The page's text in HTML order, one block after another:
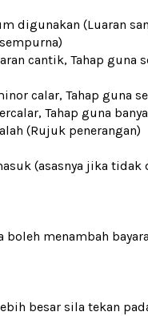
digunakan (Luaran
cantik, Tahap
calar, Tahap guna
Tahap guna
(Rujuk penerangan)
(asasnya jika
boleh menambah
besar sila tekan